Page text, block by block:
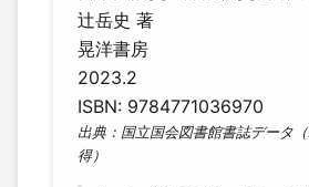
辻岳史 著
晃洋書房
2023.2
ISBN: 9784771036970
出典：国立国会図書館書誌データ
得）